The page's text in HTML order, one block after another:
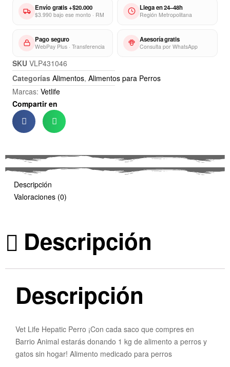
Envío gratis +$20.000
$3.990 bajo ese monto · RM
Llega en 24–48h
Región Metropolitana
Pago seguro
WebPay Plus · Transferencia
Asesoría gratis
Consulta por WhatsApp
SKU VLP431046
Categorías Alimentos, Alimentos para Perros
Marcas: Vetlife
Compartir en
Descripción
Valoraciones (0)
Descripción
Descripción
Vet Life Hepatic Perro ¡Con cada saco que compres en
Barrio Animal estarás donando 1 kg de alimento a perros y
gatos sin hogar! Alimento medicado para perros